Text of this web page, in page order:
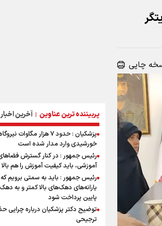
چاپی
پربیننده ترین عناوین | آخرین اخبار
پزشکیان : حدود ۷ هزار مگاوات
خورشیدی وارد مدار شده است
رئیس جمهور : در کنار گسترش
آموزشی، باید کیفیت آموزش را هم بالا
رئیس جمهور : باید به سمتی برویم که
یارانه‌های دهک‌های بالا کمتر و به
پایین پرداخت شود
توضیح دکتر پزشکیان درباره چرایی
ترجیحی